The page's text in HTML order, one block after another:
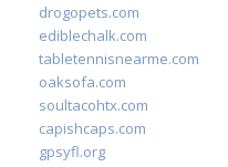
drogopets.com
ediblechalk.com
tabletennisnearme.com
oaksofa.com
soultacohtx.com
capishcaps.com
gpsyfl.org